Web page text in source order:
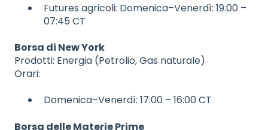
Futures agricoli: Domenica–Venerdì: 19:00 –
07:45 CT
Borsa di New York
Prodotti: Energia (Petrolio, Gas naturale)
Orari:
Domenica–Venerdì: 17:00 – 16:00 CT
Borsa delle Materie Prime